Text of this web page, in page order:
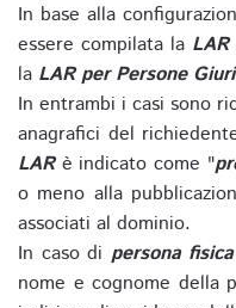
In base alla
essere compilata la
la LAR per Persone
In entrambi i casi sono
anagrafici del
LARè indicato come "
o meno alla
associati al dominio.
In caso di persona fisica
nome e cognome della